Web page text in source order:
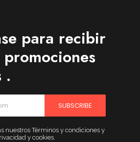
para recibir
promociones
.
SUBSCRIBE
nuestros Términos y condiciones y
y cookies.